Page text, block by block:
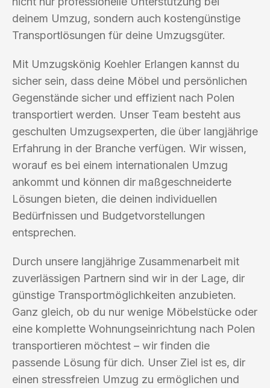
deinem Umzug, sondern auch kostengünstige
Transportlösungen für deine Umzugsgüter.
Mit Umzugskönig Koehler Erlangen kannst du
sicher sein, dass deine Möbel und persönlichen
Gegenstände sicher und effizient nach Polen
transportiert werden. Unser Team besteht aus
geschulten Umzugsexperten, die über langjährige
Erfahrung in der Branche verfügen. Wir wissen,
worauf es bei einem internationalen Umzug
ankommt und können dir maßgeschneiderte
Lösungen bieten, die deinen individuellen
Bedürfnissen und Budgetvorstellungen
entsprechen.
Durch unsere langjährige Zusammenarbeit mit
zuverlässigen Partnern sind wir in der Lage, dir
günstige Transportmöglichkeiten anzubieten.
Ganz gleich, ob du nur wenige Möbelstücke oder
eine komplette Wohnungseinrichtung nach Polen
transportieren möchtest – wir finden die
passende Lösung für dich. Unser Ziel ist es, dir
einen stressfreien Umzug zu ermöglichen und